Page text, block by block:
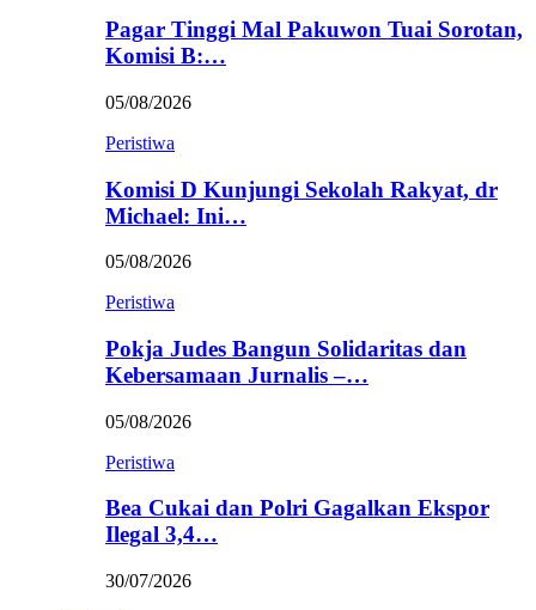
Pagar Tinggi Mal Pakuwon Tuai Sorotan,
Komisi B:…
05/08/2026
Peristiwa
Komisi D Kunjungi Sekolah Rakyat, dr
Michael: Ini…
05/08/2026
Peristiwa
Pokja Judes Bangun Solidaritas dan
Kebersamaan Jurnalis –…
05/08/2026
Peristiwa
Bea Cukai dan Polri Gagalkan Ekspor
Ilegal 3,4…
30/07/2026